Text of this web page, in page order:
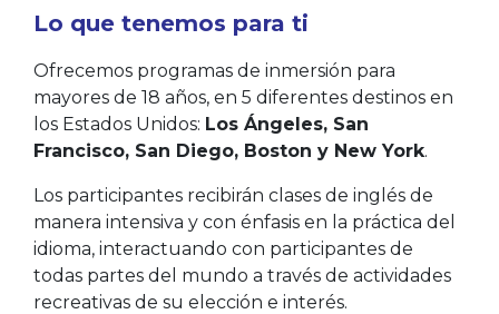
Lo que tenemos para ti
Ofrecemos programas de inmersión para
mayores de 18 años, en 5 diferentes destinos en
los Estados Unidos: Los Ángeles, San
Francisco, San Diego, Boston y New York.
Los participantes recibirán clases de inglés de
manera intensiva y con énfasis en la práctica del
idioma, interactuando con participantes de
todas partes del mundo a través de actividades
recreativas de su elección e interés.